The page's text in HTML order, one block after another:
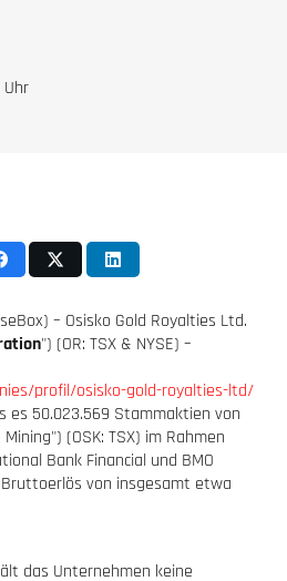
Uhr
– Osisko Gold Royalties Ltd.
") (OR: TSX & NYSE) –
profil/osisko-gold-royalties-ltd/
es 50.023.569 Stammaktien von
(OSK: TSX) im Rahmen
Bank Financial und BMO
von insgesamt etwa
das Unternehmen keine